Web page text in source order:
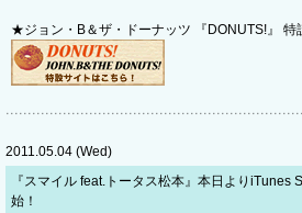
★ジョン・B＆ザ・ドーナッツ 『DONUTS!』 特
2011.05.04 (Wed)
『スマイル feat.トータス松本』本日よりiTunes
始！